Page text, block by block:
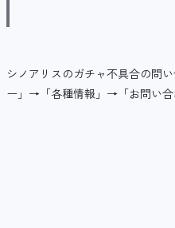
シノアリスのガチャ不具合の問
ー」→「各種情報」→「お問い合